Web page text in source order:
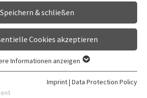
Speichern & schließen
Cookies akzeptieren
werden für grundlegende Funktionen der
ist gewährleistet, dass die
Informationen anzeigen
Imprint| Data Protection Policy